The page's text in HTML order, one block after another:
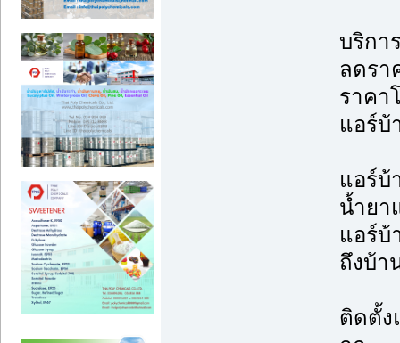
บริกา
ลดรา
ราคา
แอร์บ้
แอร์บ้
น้ำยา
แอร์บ้
ถึงบ้า
ติดตั้ง